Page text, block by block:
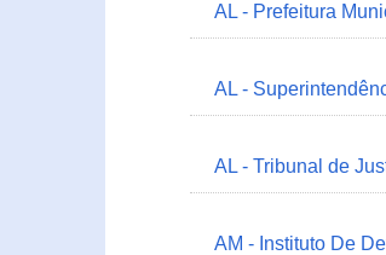
AL - Prefeitura
AL -
AL - Tribunal de
AM - Instituto De